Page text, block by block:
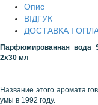
Опис
ВІДГУК
ДОСТАВКА І
Парфюмированная вода
2х30 мл
Название этого аромата
умы в 1992 году.